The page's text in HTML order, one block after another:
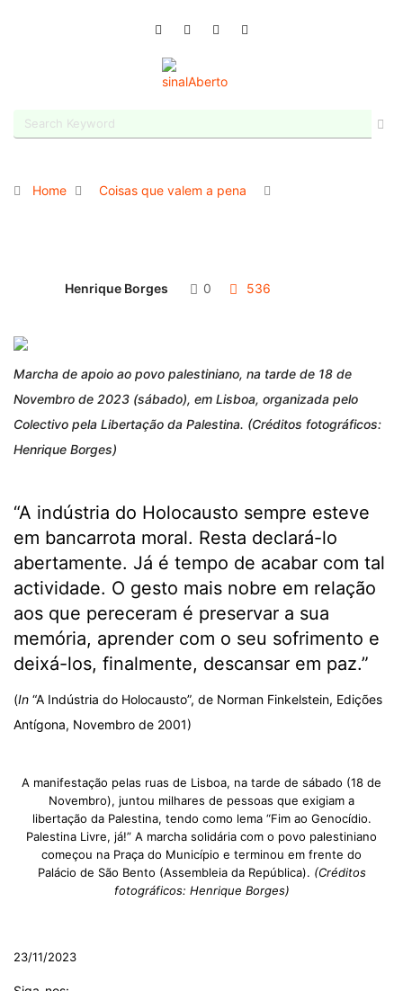
Home Coisas que valem a pena
Henrique Borges 0 536
Marcha de apoio ao povo palestiniano, na tarde de 18 de
Novembro de 2023 (sábado), em Lisboa, organizada pelo
Colectivo pela Libertação da Palestina. (Créditos fotográficos:
Henrique Borges)
“A indústria do Holocausto sempre esteve
em bancarrota moral. Resta declará-lo
abertamente. Já é tempo de acabar com tal
actividade. O gesto mais nobre em relação
aos que pereceram é preservar a sua
memória, aprender com o seu sofrimento e
deixá-los, finalmente, descansar em paz.”
(In “A Indústria do Holocausto”, de Norman Finkelstein, Edições
Antígona, Novembro de 2001)
A manifestação pelas ruas de Lisboa, na tarde de sábado (18 de
Novembro), juntou milhares de pessoas que exigiam a
libertação da Palestina, tendo como lema “Fim ao Genocídio.
Palestina Livre, já!” A marcha solidária com o povo palestiniano
começou na Praça do Município e terminou em frente do
Palácio de São Bento (Assembleia da República). (Créditos
fotográficos: Henrique Borges)
23/11/2023